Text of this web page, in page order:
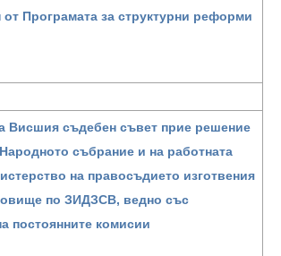
Програмата за структурни реформи
Висшия съдебен съвет прие решение
събрание и на работната
на правосъдието изготвения
по ЗИДЗСВ, ведно със
постоянните комисии